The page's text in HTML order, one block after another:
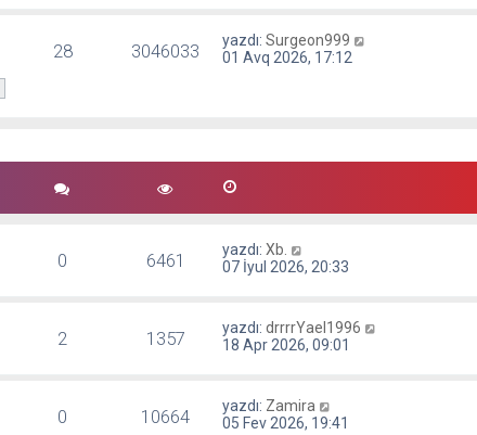
28 3046033 yazdı:Surgeon999
01 Avq 2026, 17:12
0 6461 yazdı:Xb.
07 İyul 2026, 20:33
2 1357 yazdı:drrrrYael1996
18 Apr 2026, 09:01
0 10664 yazdı: Zamira
05 Fev 2026, 19:41